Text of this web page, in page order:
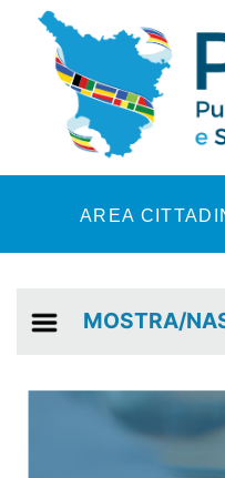
Skip to main content
AREA
MOSTRA/